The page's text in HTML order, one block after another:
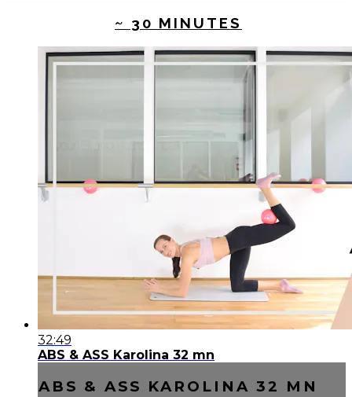
~ 30 MINUTES
32:49
ABS & ASS Karolina 32 mn
ABS & ASS KAROLINA 32 MN